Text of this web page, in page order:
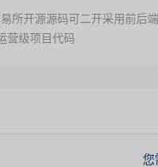
所开源源码可二开采用前后
营级项目代码
您